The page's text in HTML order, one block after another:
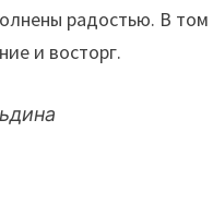
радостью. В
и восторг.